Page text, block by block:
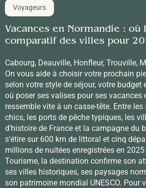
Voyageurs
Vacances en Normandie : où
comparatif des villes pour
Cabourg, Deauville, Honfleur, Trouville,
On vous aide à choisir votre prochain
selon votre style de séjour, votre budget
où poser ses valises pour ses vacances
ressemble vite à un casse-tête. Entre
chics, les ports de pêche typiques, les
d'histoire de France et la campagne du
s'étire sur 600 km de littoral et cinq
millions de nuitées enregistrées en
Tourisme, la destination confirme son
ses villes historiques, ses paysages
son patrimoine mondial UNESCO. Pour